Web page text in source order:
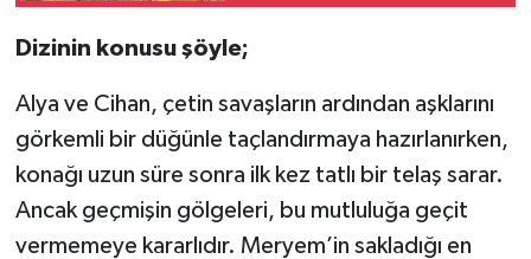
Dizinin konusu şöyle;
Alya ve Cihan, çetin savaşların ardından aşklarını
görkemli bir düğünle taçlandırmaya hazırlanırken,
konağı uzun süre sonra ilk kez tatlı bir telaş sarar.
Ancak geçmişin gölgeleri, bu mutluluğa geçit
vermemeye kararlıdır. Meryem’in sakladığı en